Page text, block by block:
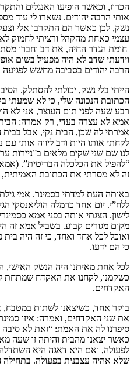
הכרוז, וכאשר הופיעו האנגלים
אותי הרבה יהודים. נשארו לי עוד
נשק, לכן כאשר הם התקרבו אלי
עצמי כאחת מהקהל ורציתי לחמוק
חומת הגדר החיה, את דב וחברו
וידעתי שדב לא היה מפעיל בשום
הרבה יהודים בסביבה מחשש
הייתי בלי נשק, יכולתי להסתלק.
הכתובת הנכונה שלי, כי לא שמעתי
רבע שעה לפני תום העוצר, אני לא
אמא לא עצרה בעדי, רק אמרה: הבית
אמרתי לה שכן, הבית נקי, אבל
לקחתי אותו היות ודב ליווה אותי עם
לנו שם שני שקים מלאים ב”ניירות
“להפיל את הכלכלה הבריטית”.
זה לא מסרתי את הכתובת
באותה העת למדתי בסמינר. אמי
ללח”י. יום אחד כרמלה הוליאנסקי
לישון. הצגתי אותה בפני אמא
מקום מגורים קבוע. בשביל אמא זה
ואוכל לכל אחד ואחד, כי זה היה
כי הם ידעו.
לכל אחת מאיתנו היה הנשק האישי,
כשקמנו, לקחנו את האקדח שמתחת
האקדחים.
בוקר אחד, כשיצאנו לשתות במטבח,
את שני האקדחים, ואמרה: איזו
סיפרנו לה את האמת: “זאת לא
כאשר יצאנו מהבית והיתה זו שעה
לפעולה, ואם היא דאגה היא
שלא אהיה עצבנית בפעולה. בתחילה